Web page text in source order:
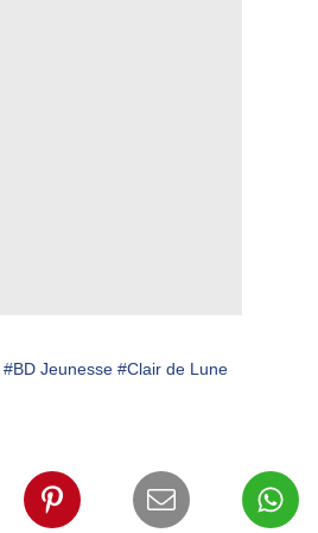
#BD Jeunesse #Clair de Lune